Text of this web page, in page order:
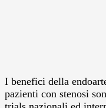
I benefici della
pazienti con stenosi